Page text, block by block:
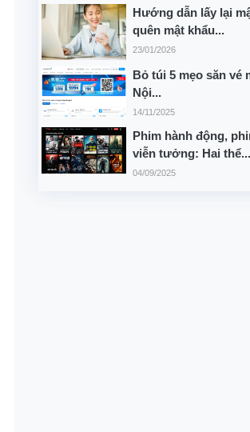
Hướng dẫn lấy lại
quên mật khẩu...
23/01/2026
Bỏ túi 5 mẹo săn vé
Nội...
14/11/2025
Phim hành động,
viễn tưởng: Hai thể...
04/09/2025